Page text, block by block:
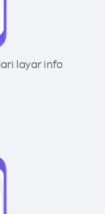
layar info